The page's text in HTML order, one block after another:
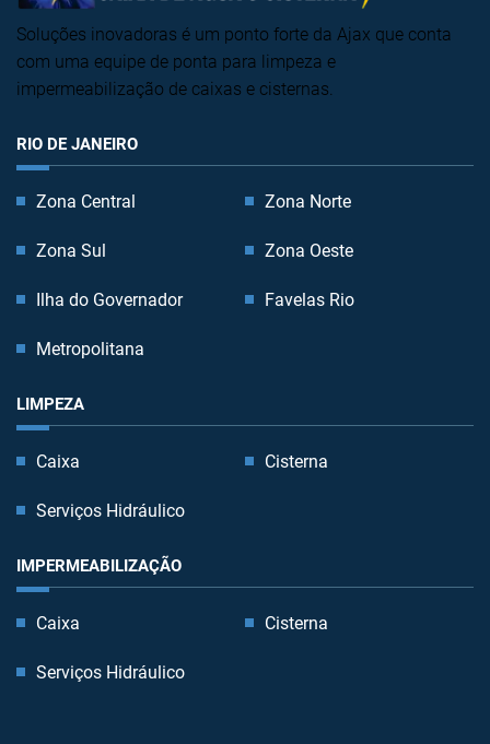
Soluções inovadoras é um ponto forte da Ajax que conta
com uma equipe de ponta para limpeza e
impermeabilização de caixas e cisternas.
RIO DE JANEIRO
Zona Central Zona Norte
Zona Sul Zona Oeste
Ilha do Governador Favelas Rio
Metropolitana
LIMPEZA
Caixa Cisterna
Serviços Hidráulico
IMPERMEABILIZAÇÃO
Caixa Cisterna
Serviços Hidráulico